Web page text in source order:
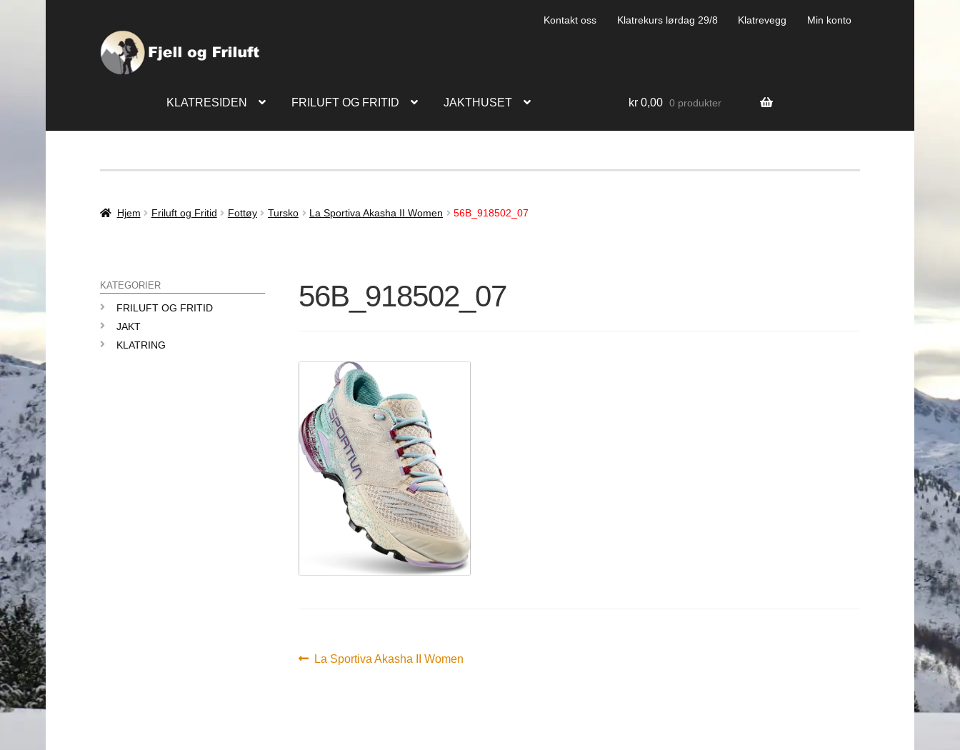
Kontakt oss Klatrekurs lørdag 29/8 Klatrevegg Min konto
KLATRESIDEN FRILUFT OG FRITID JAKTHUSET kr 0,00 0 produkter
Hjem Friluft og Fritid Fottøy Tursko La Sportiva Akasha II Women 56B_918502_07
56B_918502_07
Innleggsnavigasjon
Forrige
La Sportiva Akasha II Women
KATEGORIER
FRILUFT OG FRITID
JAKT
KLATRING